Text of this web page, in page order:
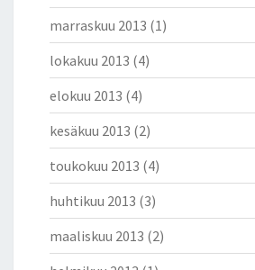
marraskuu 2013 (1)
lokakuu 2013 (4)
elokuu 2013 (4)
kesäkuu 2013 (2)
toukokuu 2013 (4)
huhtikuu 2013 (3)
maaliskuu 2013 (2)